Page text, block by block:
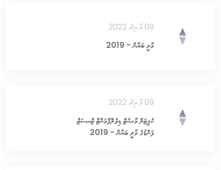
09 މާރިޗު 2022
މާލީ ބަޔާން - 2019
09 މާރިޗު 2022
ކެޕިޓަލް މާރކެޓް ޑިވެލޮޕްމަންޓް ޓްރސަޓް
ފަންޑުގެ މާލީ ބަޔާން - 2019